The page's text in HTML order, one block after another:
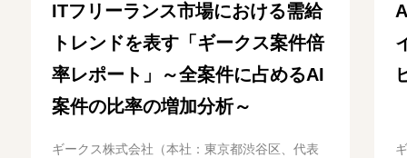
ITフリーランス市場における需給
トレンドを表す「ギークス案件倍
率レポート」～全案件に占めるAI
案件の比率の増加分析～
ギークス株式会社（本社：東京都渋谷区、代表